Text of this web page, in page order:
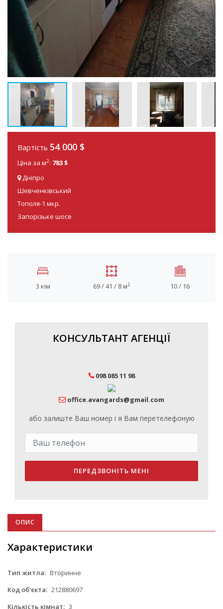
Вартість 54 000 $
Ціна за м2: 783 $
Дніпро
Шевченківський
Тополя-1 мкр.
Запорізьке шосе
3 кім 69 / 41 / 8 м2 10 / 16
КОНСУЛЬТАНТ АГЕНЦІЇ
098 085 11 98
office.avangards@gmail.com
або залиште Ваш номер і я Вам перетелефоную
ПЕРЕДЗВОНІТЬ МЕНІ
ОПИС
Характеристики
Тип житла: Вторинне
Код об'єкта: 212880697
Кількість кімнат: 3